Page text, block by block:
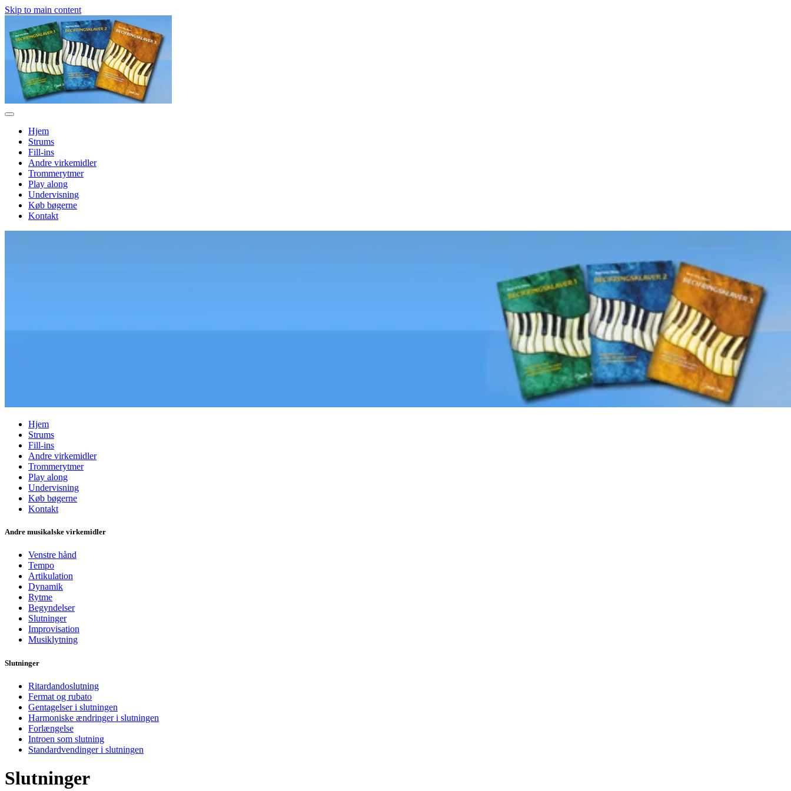
Skip to main content
Hjem
Strums
Fill-ins
Andre virkemidler
Trommerytmer
Play along
Undervisning
Køb bøgerne
Kontakt
Hjem
Strums
Fill-ins
Andre virkemidler
Trommerytmer
Play along
Undervisning
Køb bøgerne
Kontakt
Andre musikalske virkemidler
Venstre hånd
Tempo
Artikulation
Dynamik
Rytme
Begyndelser
Slutninger
Improvisation
Musiklytning
Slutninger
Ritardandoslutning
Fermat og rubato
Gentagelser i slutningen
Harmoniske ændringer i slutningen
Forlængelse
Introen som slutning
Standardvendinger i slutningen
Slutninger